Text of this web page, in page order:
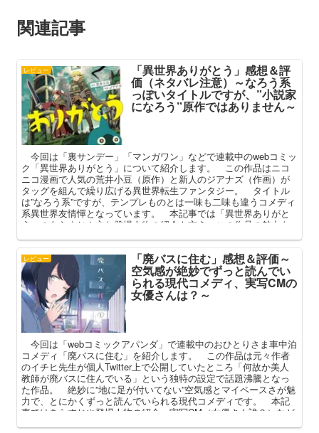
関連記事
レビュー 「異世界ありがとう」感想＆評
価（ネタバレ注意）～なろう系
っぽいタイトルですが、”小説家
になろう”原作ではありません～
今回は「裏サンデー」「マンガワン」などで連載中のwebコミッ
ク「異世界ありがとう」について紹介します。 この作品はニコ
ニコ漫画で人気の荒井小豆（原作）と新人のジアナズ（作画）が
タッグを組んで繰り広げる異世界転生ファンタジー。 タイトル
は”なろう系”ですが、テンプレものとは一味も二味も違うコメディ
系異世界友情憚となっています。 本記事では「異世界ありがと
う」のあらすじや主な登場人物の紹介も交え、この作品の魅力を
レビュー 「廃バスに住む」感想＆評価～
空気感が絶妙でずっと読んでい
られる現代コメディ、実写CMの
女優さんは？～
今回は「webコミックアパンダ」で連載中のおひとりさま車中泊
コメディ「廃バスに住む」を紹介します。 この作品は元々作者
のイチヒ先生が個人Twitter上で公開していたところ「何故か美人
教師が廃バスに住んでいる」という独特の設定で話題沸騰となっ
た作品。 絶妙に”地に足が付いてない”空気感とマイペースさが魅
力で、とにかくずっと読んでいられる現代コメディです。 本記
事ではあらすじや登場人物の紹介、実写CM（女優さん誰？）など